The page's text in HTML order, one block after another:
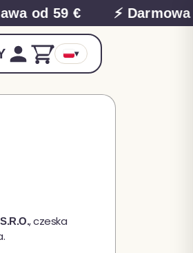
od 59 € ⚡
▾
, czeska